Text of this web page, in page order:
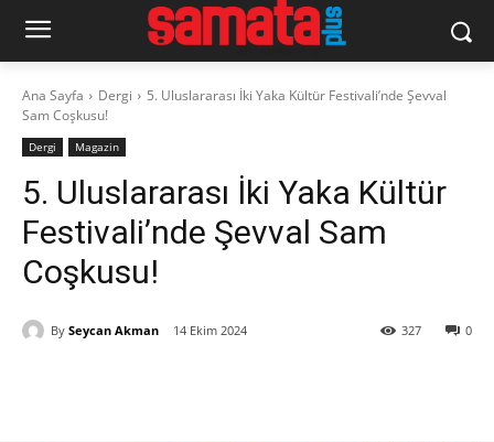
Ana Sayfa Dergi
5. Uluslararası İki Yaka Kültür Festivali’nde Şevval
Sam Coşkusu!
Dergi Magazin
5. Uluslararası İki Yaka Kültür
Festivali’nde Şevval Sam
Coşkusu!
By Seycan Akman 14 Ekim 2024 0
327